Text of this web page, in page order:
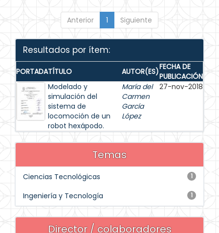
Anterior 1 Siguiente
Resultados por ítem:
PORTADATÍTULO AUTOR(ES)FECHA DE
PUBLICACIÓN
Modelado y
simulación del
sistema de
locomoción de un
robot hexápodo.
María del
Carmen
García
López
27-nov-2018
Temas
1
Ciencias Tecnológicas
1
Ingeniería y Tecnología
Director / colaboradores